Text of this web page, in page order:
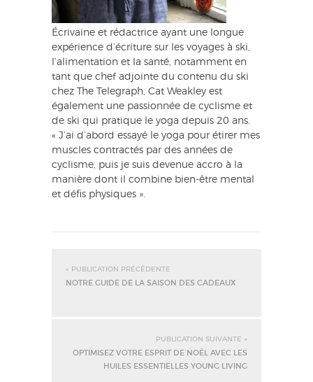
Écrivaine et rédactrice ayant une longue
expérience d’écriture sur les voyages à ski,
l’alimentation et la santé, notamment en
tant que chef adjointe du contenu du ski
chez The Telegraph, Cat Weakley est
également une passionnée de cyclisme et
de ski qui pratique le yoga depuis 20 ans.
« J’ai d’abord essayé le yoga pour étirer mes
muscles contractés par des années de
cyclisme, puis je suis devenue accro à la
manière dont il combine bien-être mental
et défis physiques ».
« PUBLICATION PRÉCÉDENTE
NOTRE GUIDE DE LA SAISON DES CADEAUX
PUBLICATION SUIVANTE »
OPTIMISEZ VOTRE ESPRIT DE NOËL AVEC LES
HUILES ESSENTIELLES YOUNG LIVING